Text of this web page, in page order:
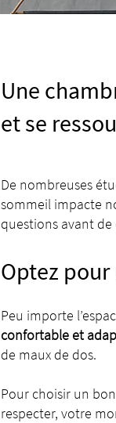
Une
et se
De nombreuses
sommeil impacte
questions avant
Optez
Peu importe
confortable et
de maux de dos.
Pour choisir un
respecter, votre